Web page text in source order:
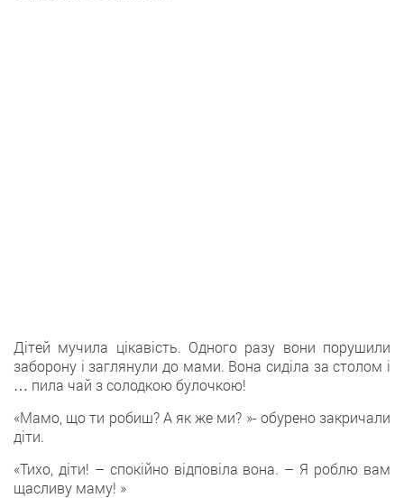
Дітей мучила цікавість. Одного разу вони порушили
заборону і заглянули до мами. Вона сиділа за столом і
… пила чай з солодкою булочкою!
«Мамо, що ти робиш? А як же ми? »- обурено закричали
діти.
«Тихо, діти! – спокійно відповіла вона. – Я роблю вам
щасливу маму! »